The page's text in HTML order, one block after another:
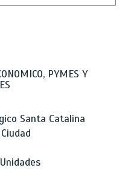
PYMES Y
Santa Catalina